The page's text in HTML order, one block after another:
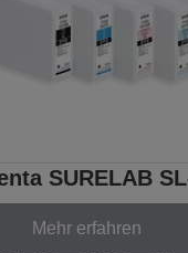
SURELAB
Mehr erfahren